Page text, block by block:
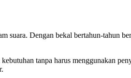
suara. Dengan bekal bertahun-tahun
tanpa harus menggunakan